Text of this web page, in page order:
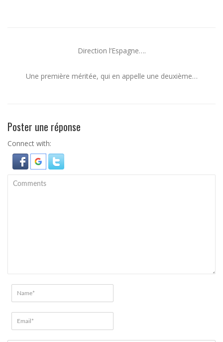
Direction l’Espagne….
Une première méritée, qui en appelle une deuxième…
Poster une réponse
Connect with: